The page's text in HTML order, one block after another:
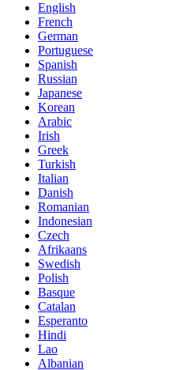
English
French
German
Portuguese
Spanish
Russian
Japanese
Korean
Arabic
Irish
Greek
Turkish
Italian
Danish
Romanian
Indonesian
Czech
Afrikaans
Swedish
Polish
Basque
Catalan
Esperanto
Hindi
Lao
Albanian